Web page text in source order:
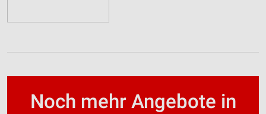
Noch mehr Angebote in